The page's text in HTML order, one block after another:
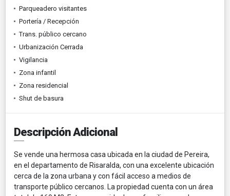
Parqueadero visitantes
Portería / Recepción
Trans. público cercano
Urbanización Cerrada
Vigilancia
Zona infantil
Zona residencial
Shut de basura
Descripción Adicional
Se vende una hermosa casa ubicada en la ciudad de Pereira,
en el departamento de Risaralda, con una excelente ubicación
cerca de la zona urbana y con fácil acceso a medios de
transporte público cercanos. La propiedad cuenta con un área